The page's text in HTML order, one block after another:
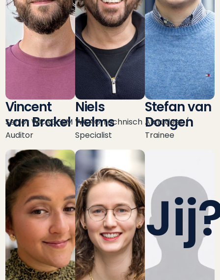
Vincent
van Brakel
Senior WCAG-EM
Auditor
Niels
Helms
WCAG Technisch
Specialist
Stefan van
Dongen
Afstudeer /
Trainee